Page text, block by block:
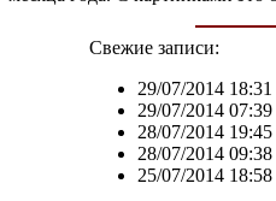
Свежие записи:
29/07/2014 18:31
29/07/2014 07:39
28/07/2014 19:45
28/07/2014 09:38
25/07/2014 18:58